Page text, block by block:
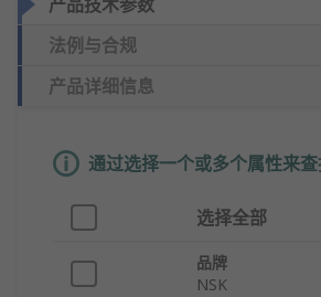
产品技术参数
法例与合规
产品详细信息
通过选择一个或多个属性来查
选择全部
品牌
NSK